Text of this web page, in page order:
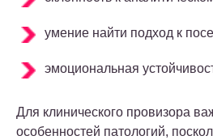
умение найти подход к
эмоциональная
Для клинического провизора
особенностей патологий,